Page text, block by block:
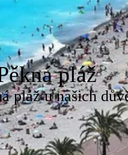
pláž
pláž u našich